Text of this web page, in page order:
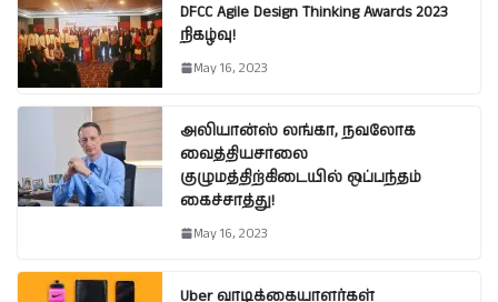
DFCC Agile Design Thinking Awards 2023
நிகழ்வு!
May 16, 2023
அலியான்ஸ் லங்கா, நவலோக
வைத்தியசாலை
குழுமத்திற்கிடையில் ஒப்பந்தம்
கைச்சாத்து!
May 16, 2023
Uber வாடிக்கையாளர்கள்